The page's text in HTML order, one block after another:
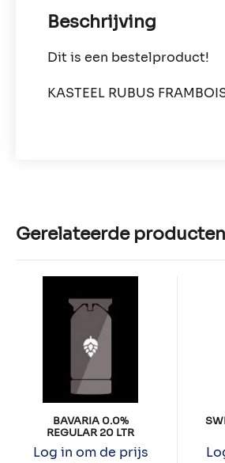
Beschrijving
Dit is een bestelproduct!
KASTEEL RUBUS
Gerelateerde producten
BAVARIA 0.0%
REGULAR 20 LTR
Log in om de prijs